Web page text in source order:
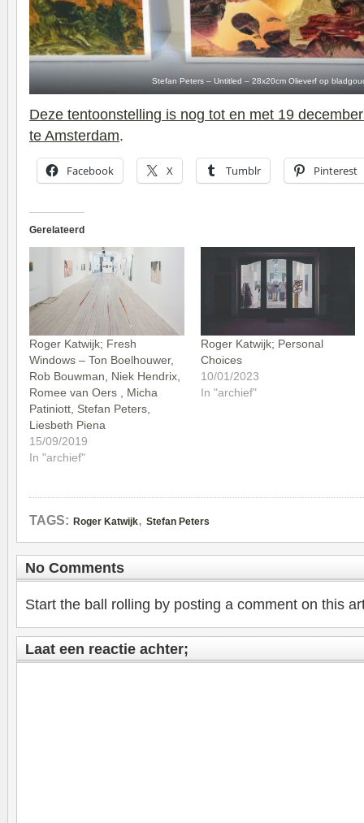
Stefan Peters – Untitled – 28x20cm Olieverf op
Deze tentoonstelling is nog tot en met 19
te Amsterdam.
Facebook X Tumblr Pinterest
Gerelateerd
Roger Katwijk; Fresh
Windows – Ton Boelhouwer,
Rob Bouwman, Niek Hendrix,
Romee van Oers , Micha
Patiniott, Stefan Peters,
Liesbeth Piena
15/09/2019
In "archief"
Roger Katwijk; Personal
Choices
10/01/2023
In "archief"
TAGS: Roger Katwijk, Stefan Peters
No Comments
Start the ball rolling by posting a comment on this
Laat een reactie achter;